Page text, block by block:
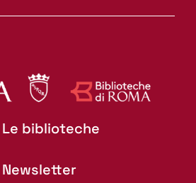
Le biblioteche
Newsletter